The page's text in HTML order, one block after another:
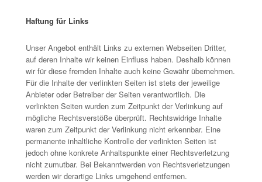
Haftung für Links
Unser Angebot enthält Links zu externen Webseiten Dritter,
auf deren Inhalte wir keinen Einfluss haben. Deshalb können
wir für diese fremden Inhalte auch keine Gewähr übernehmen.
Für die Inhalte der verlinkten Seiten ist stets der jeweilige
Anbieter oder Betreiber der Seiten verantwortlich. Die
verlinkten Seiten wurden zum Zeitpunkt der Verlinkung auf
mögliche Rechtsverstöße überprüft. Rechtswidrige Inhalte
waren zum Zeitpunkt der Verlinkung nicht erkennbar. Eine
permanente inhaltliche Kontrolle der verlinkten Seiten ist
jedoch ohne konkrete Anhaltspunkte einer Rechtsverletzung
nicht zumutbar. Bei Bekanntwerden von Rechtsverletzungen
werden wir derartige Links umgehend entfernen.